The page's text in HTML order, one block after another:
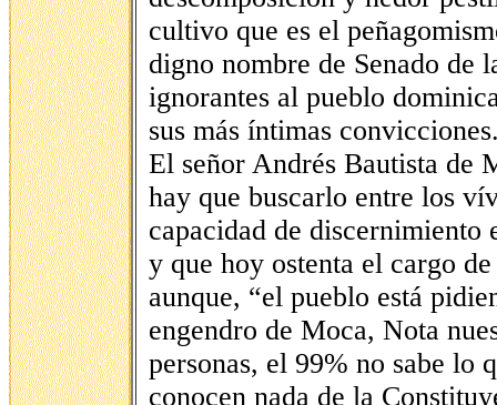
cultivo que es el
digno nombre de Senado de
ignorantes al pueblo
sus más íntimas
El señor Andrés Bautista de
hay que buscarlo entre los
capacidad de
y que hoy ostenta el cargo
aunque, “el pueblo está
engendro de Moca, Nota
personas, el 99% no sabe lo
conocen nada de la